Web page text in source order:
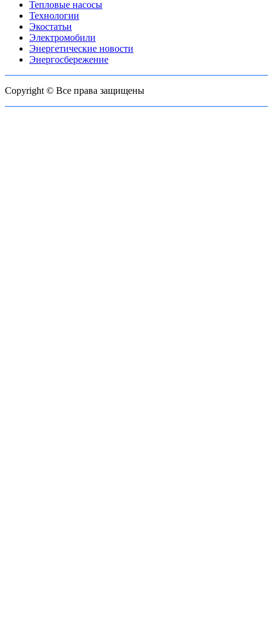
Тепловые насосы
Технологии
Экостатьи
Электромобили
Энергетические новости
Энергосбережение
Copyright © Все права защищены